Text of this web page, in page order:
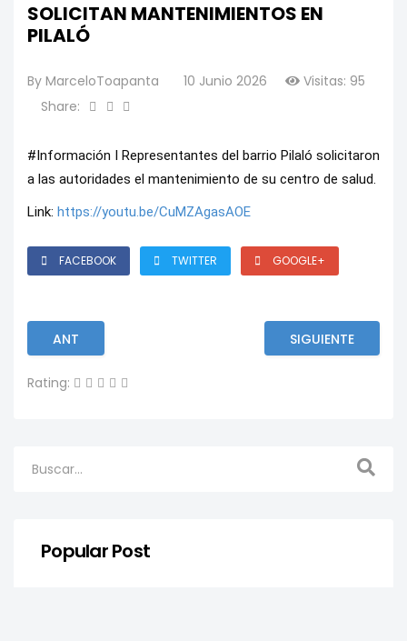
SOLICITAN MANTENIMIENTOS EN
PILALÓ
By MarceloToapanta 10 Junio 2026
Visitas: 95
Share:
#Información I Representantes del barrio Pilaló solicitaron
a las autoridades el mantenimiento de su centro de salud.
Link: https://youtu.be/CuMZAgasAOE
FACEBOOK TWITTER GOOGLE+
ANT SIGUIENTE
Rating:
Popular Post